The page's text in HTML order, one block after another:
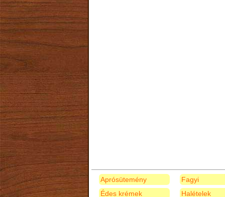
Aprósütemény
Édes krémek
Fagyi
Halételek